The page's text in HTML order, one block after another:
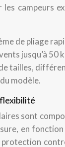
campeurs
de pliage
jusqu’à 50
tailles,
modèle.
sont
en fonction